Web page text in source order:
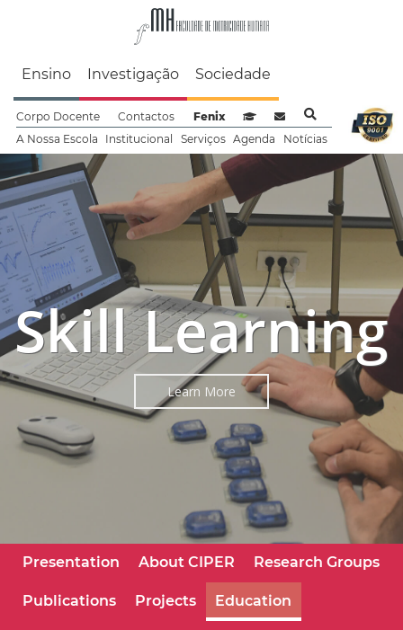
Faculdade de
Ensino Investigação Sociedade
Corpo Docente Contactos Fenix
Sistema de Gestão de
Webmail
A Nossa Escola Institucional Serviços Agenda Notícias
Skill Learning
Learn More
Presentation About CIPER Research Groups
Publications Projects Education